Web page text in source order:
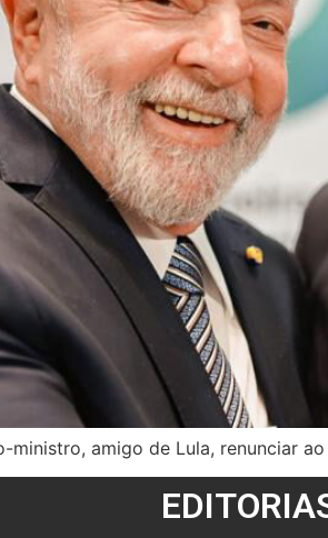
ministro, amigo de Lula, renunciar